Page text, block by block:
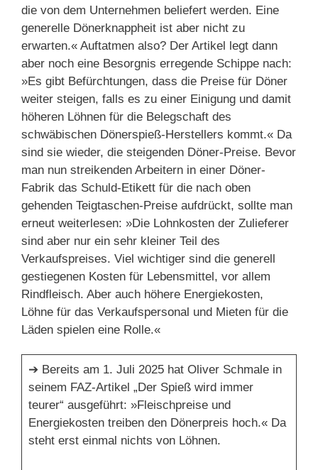
die von dem Unternehmen beliefert werden. Eine
generelle Dönerknappheit ist aber nicht zu
erwarten.« Auftatmen also? Der Artikel legt dann
aber noch eine Besorgnis erregende Schippe nach:
»Es gibt Befürchtungen, dass die Preise für Döner
weiter steigen, falls es zu einer Einigung und damit
höheren Löhnen für die Belegschaft des
schwäbischen Dönerspieß-Herstellers kommt.« Da
sind sie wieder, die steigenden Döner-Preise. Bevor
man nun streikenden Arbeitern in einer Döner-
Fabrik das Schuld-Etikett für die nach oben
gehenden Teigtaschen-Preise aufdrückt, sollte man
erneut weiterlesen: »Die Lohnkosten der Zulieferer
sind aber nur ein sehr kleiner Teil des
Verkaufspreises. Viel wichtiger sind die generell
gestiegenen Kosten für Lebensmittel, vor allem
Rindfleisch. Aber auch höhere Energiekosten,
Löhne für das Verkaufspersonal und Mieten für die
Läden spielen eine Rolle.«
➔ Bereits am 1. Juli 2025 hat Oliver Schmale in
seinem FAZ-Artikel „Der Spieß wird immer
teurer“ ausgeführt: »Fleischpreise und
Energiekosten treiben den Dönerpreis hoch.« Da
steht erst einmal nichts von Löhnen.